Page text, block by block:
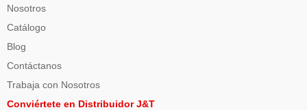
Nosotros
Catálogo
Blog
Contáctanos
Trabaja con Nosotros
Conviértete en Distribuidor J&T